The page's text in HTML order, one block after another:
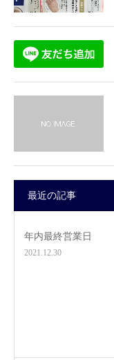
最近の記事
年内最終営業日
2021.12.30